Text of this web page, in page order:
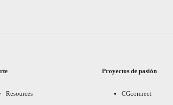
Resources
Proyectos de pasión
CGconnect